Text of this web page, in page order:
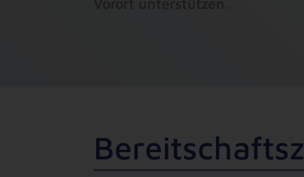
Bereitschaftsz